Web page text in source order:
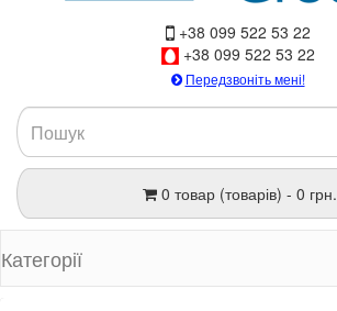
+38 099 522 53 22
+38 099 522 53 22
Передзвоніть мені!
0 товар (товарів) - 0 грн.
Категорії